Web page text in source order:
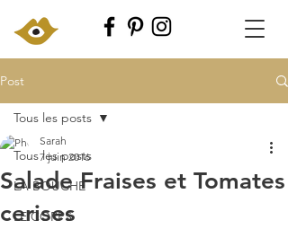
Post
Tous les posts
LA BOUCHE
LE CORPS
Tous les posts
Salade Fraises et Tomates
cerises
Sarah
7 juin 2016